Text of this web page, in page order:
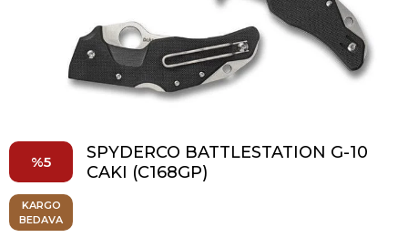
5
SPYDERCO BATTLESTATION G-10
CAKI (C168GP)
KARGO
BEDAVA